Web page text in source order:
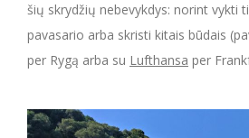
šių skrydžių nebevykdys: norint vykti
pavasario arba skristi kitais būdais
per Rygą arba su Lufthansa per